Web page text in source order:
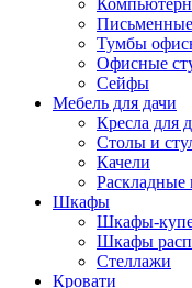
Тумбы
Офисные
Сейфы
Мебель для дачи
Кресла для
Столы и
Качели
Раскладные
Шкафы
Шкафы-
Шкафы
Стеллажи
Кровати